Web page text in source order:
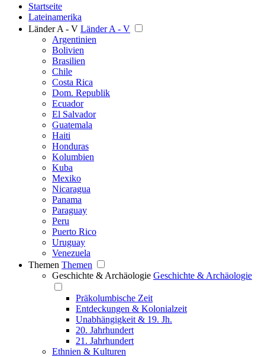
Startseite
Lateinamerika
Länder A - V Länder A - V
Argentinien
Bolivien
Brasilien
Chile
Costa Rica
Dom. Republik
Ecuador
El Salvador
Guatemala
Haiti
Honduras
Kolumbien
Kuba
Mexiko
Nicaragua
Panama
Paraguay
Peru
Puerto Rico
Uruguay
Venezuela
Themen Themen
Geschichte & Archäologie Geschichte & Archäologie
Präkolumbische Zeit
Entdeckungen & Kolonialzeit
Unabhängigkeit & 19. Jh.
20. Jahrhundert
21. Jahrhundert
Ethnien & Kulturen